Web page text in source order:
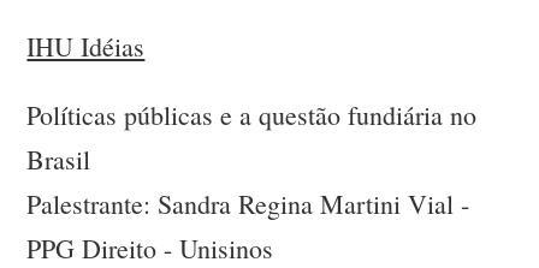
IHU Idéias
Políticas públicas e a questão fundiária no
Brasil
Palestrante: Sandra Regina Martini Vial -
PPG Direito - Unisinos